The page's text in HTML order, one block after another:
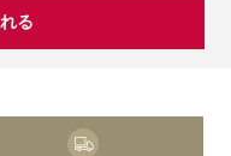
る